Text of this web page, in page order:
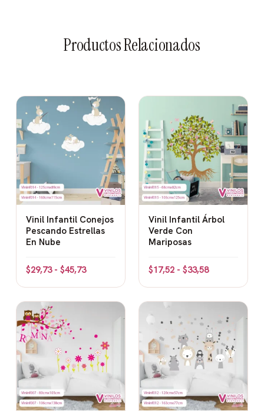
Productos Relacionados
Vinil Infantil Conejos
Pescando Estrellas
En Nube
$29,73 - $45,73
Vinil Infantil Árbol
Verde Con
Mariposas
$17,52 - $33,58